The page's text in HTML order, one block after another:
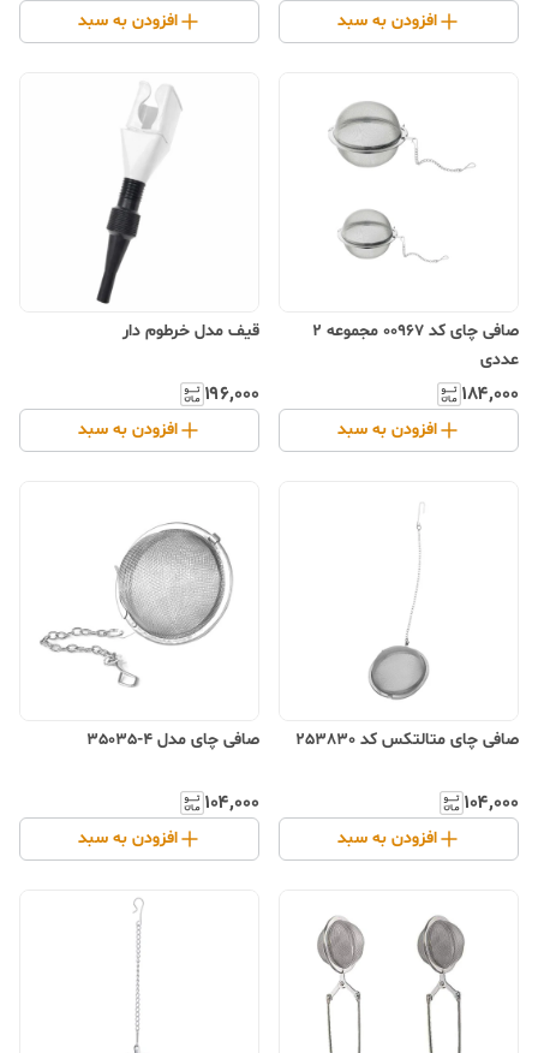
افزودن به سبد افزودن به سبد
صافی چای کد 00967 مجموعه 2
عددی
۱۸۴٬۰۰۰
افزودن به سبد
قیف مدل خرطوم دار
۱۹۶٬۰۰۰
افزودن به سبد
صافی چای متالتکس کد 253830
۱۰۴٬۰۰۰
افزودن به سبد
صافی چای مدل 4-35035
۱۰۴٬۰۰۰
افزودن به سبد